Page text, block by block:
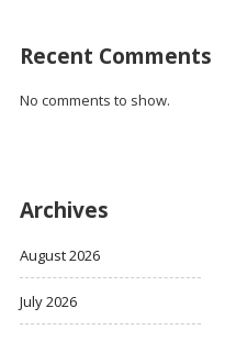
Recent Comments
No comments to show.
Archives
August 2026
July 2026